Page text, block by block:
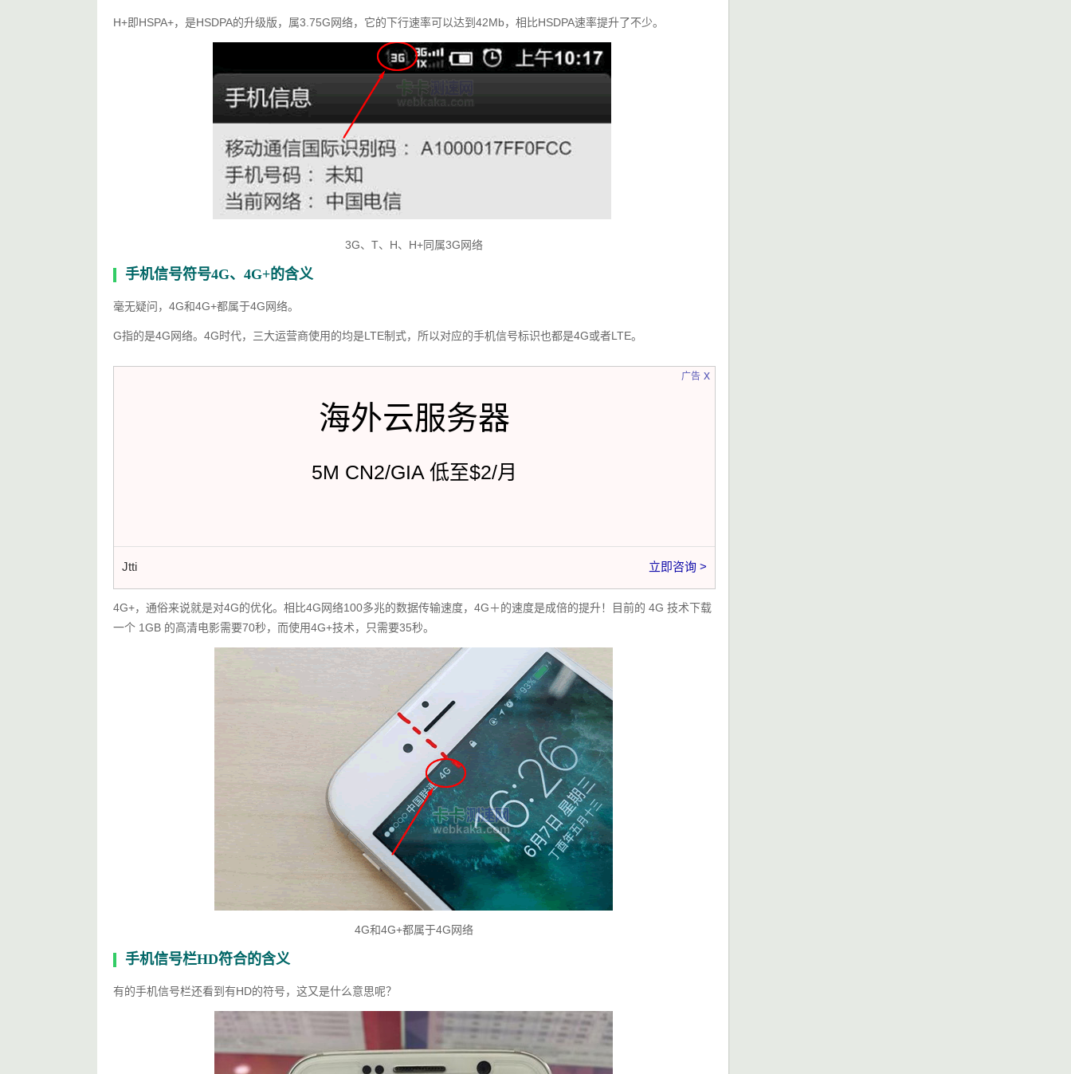
H+即HSPA+，是HSDPA的升级版，属3.75G网络，它的下行速率可以达到42Mb，相比HSDPA速率提升了不少。
3G、T、H、H+同属3G网络
手机信号符号4G、4G+的含义
毫无疑问，4G和4G+都属于4G网络。
G指的是4G网络。4G时代，三大运营商使用的均是LTE制式，所以对应的手机信号标识也都是4G或者LTE。
广告
海外云服务器
5M CN2/GIA 低至$2/月
Jtti 立即咨询 >
x
4G+，通俗来说就是对4G的优化。相比4G网络100多兆的数据传输速度，4G＋的速度是成倍的提升！目前的 4G 技术下载
一个 1GB 的高清电影需要70秒，而使用4G+技术，只需要35秒。
4G和4G+都属于4G网络
手机信号栏HD符合的含义
有的手机信号栏还看到有HD的符号，这又是什么意思呢？